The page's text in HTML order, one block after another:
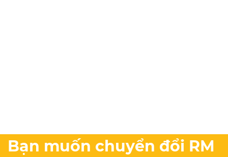
Bạn muốn chuyển đổi RM